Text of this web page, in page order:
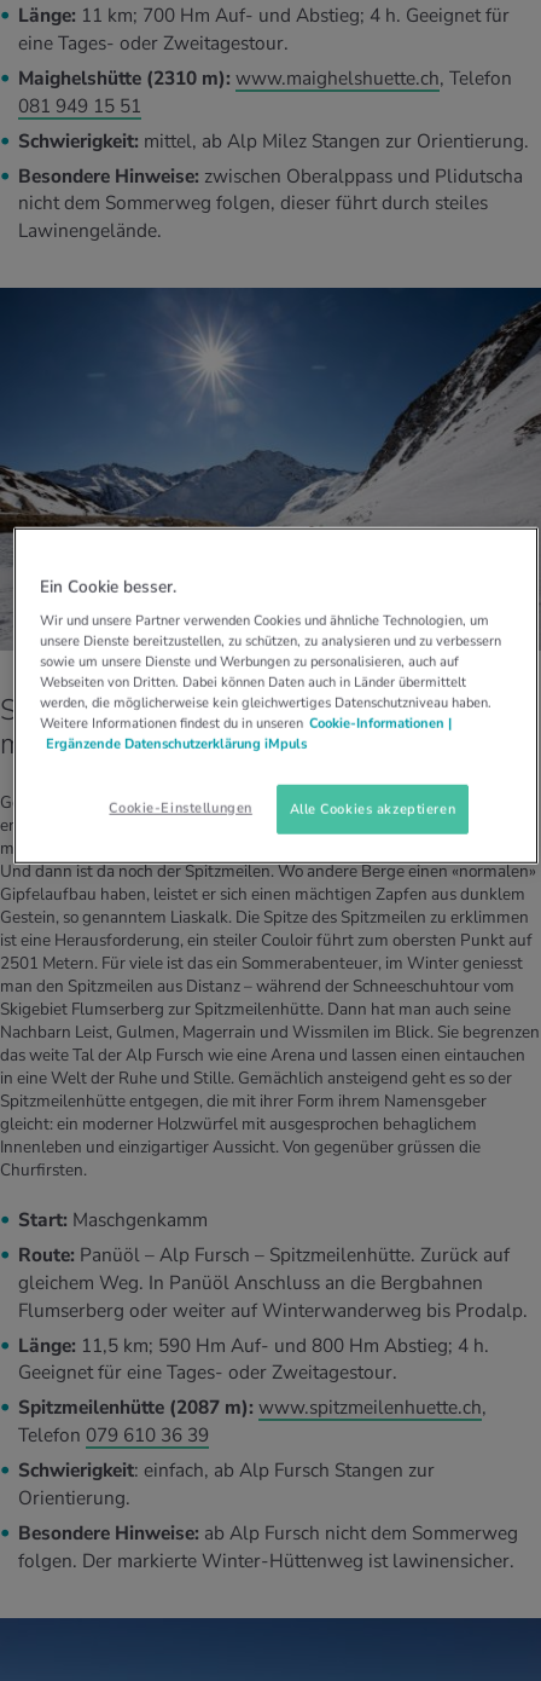
Länge: 11 km; 700 Hm Auf- und Abstieg; 4 h. Geeignet für
eine Tages- oder Zweitagestour.
Maighelshütte (2310 m): www.maighelshuette.ch, Telefon
081 949 15 51
Schwierigkeit: mittel, ab Alp Milez Stangen zur Orientierung.
Besondere Hinweise: zwischen Oberalppass und Plidutscha
nicht dem Sommerweg folgen, dieser führt durch steiles
Lawinengelände.
Spitzmeilenhütte – markante Hütte mit
markanten Bergnachbarn
Gewisse Berge haben eine so markante Form, dass man sie auf Anhieb
erkennt. Das Matterhorn ist der bekannteste unter ihnen. Die Churfirsten
mit ihren in den Walensee abfallenden Felswänden gehören auch dazu.
Und dann ist da noch der Spitzmeilen. Wo andere Berge einen «normalen»
Gipfelaufbau haben, leistet er sich einen mächtigen Zapfen aus dunklem
Gestein, so genanntem Liaskalk. Die Spitze des Spitzmeilen zu erklimmen
ist eine Herausforderung, ein steiler Couloir führt zum obersten Punkt auf
2501 Metern. Für viele ist das ein Sommerabenteuer, im Winter geniesst
man den Spitzmeilen aus Distanz – während der Schneeschuhtour vom
Skigebiet Flumserberg zur Spitzmeilenhütte. Dann hat man auch seine
Nachbarn Leist, Gulmen, Magerrain und Wissmilen im Blick. Sie begrenzen
das weite Tal der Alp Fursch wie eine Arena und lassen einen eintauchen
in eine Welt der Ruhe und Stille. Gemächlich ansteigend geht es so der
Spitzmeilenhütte entgegen, die mit ihrer Form ihrem Namensgeber
gleicht: ein moderner Holzwürfel mit ausgesprochen behaglichem
Innenleben und einzigartiger Aussicht. Von gegenüber grüssen die
Churfirsten.
Start: Maschgenkamm
Route: Panüöl – Alp Fursch – Spitzmeilenhütte. Zurück auf
gleichem Weg. In Panüöl Anschluss an die Bergbahnen
Flumserberg oder weiter auf Winterwanderweg bis Prodalp.
Länge: 11,5 km; 590 Hm Auf- und 800 Hm Abstieg; 4 h.
Geeignet für eine Tages- oder Zweitagestour.
Spitzmeilenhütte (2087 m): www.spitzmeilenhuette.ch,
Telefon 079 610 36 39
Schwierigkeit: einfach, ab Alp Fursch Stangen zur
Orientierung.
Besondere Hinweise: ab Alp Fursch nicht dem Sommerweg
folgen. Der markierte Winter-Hüttenweg ist lawinensicher.
Ein Cookie besser.
Wir und unsere Partner verwenden Cookies und ähnliche Technologien, um
unsere Dienste bereitzustellen, zu schützen, zu analysieren und zu verbessern
sowie um unsere Dienste und Werbungen zu personalisieren, auch auf
Webseiten von Dritten. Dabei können Daten auch in Länder übermittelt
werden, die möglicherweise kein gleichwertiges Datenschutzniveau haben.
Weitere Informationen findest du in unseren Cookie-Informationen |
Ergänzende Datenschutzerklärung iMpuls
Cookie-Einstellungen Alle Cookies akzeptieren